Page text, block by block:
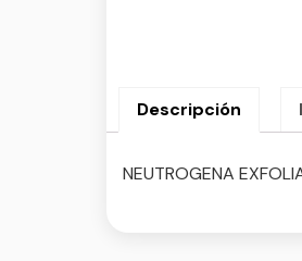
Descripción
NEUTROGENA